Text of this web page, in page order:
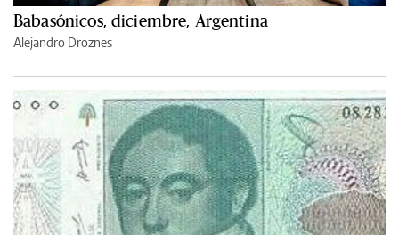
Babasónicos, diciembre, Argentina
Alejandro Droznes